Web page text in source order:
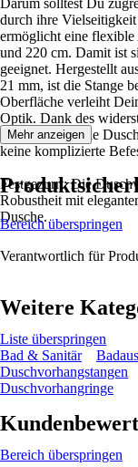
Darum solltest Du
durch ihre
ermöglicht eine flexible
und 220 cm. Damit ist
geeignet. Hergestellt
21 mm, ist die Stange
Oberfläche verleiht
Optik. Dank des
Gestaltung ist die
keine komplizierte
Festgezurrt: Die
Robustheit mit
Dusche.
Mehr anzeigen
Bereich überspringen
Verantwortlich für
Weitere
Liste überspringen
Bad & Sanitär
Duschvorhangstangen
Duschvorhangringe
Bereich überspringen